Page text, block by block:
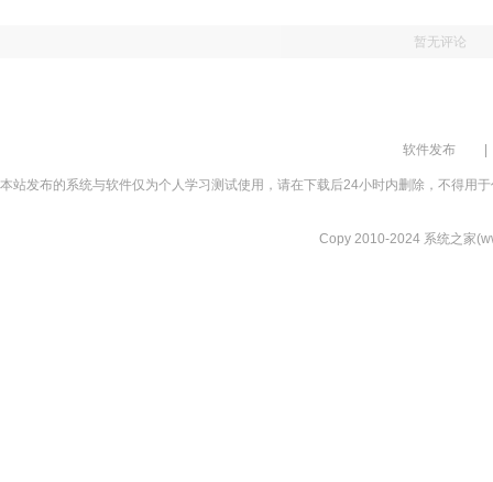
暂无评论
软件发布
本站发布的系统与软件仅为个人学习测试使用，请在下载后24小时内删除，不得用
Copy 2010-2024 系统之家